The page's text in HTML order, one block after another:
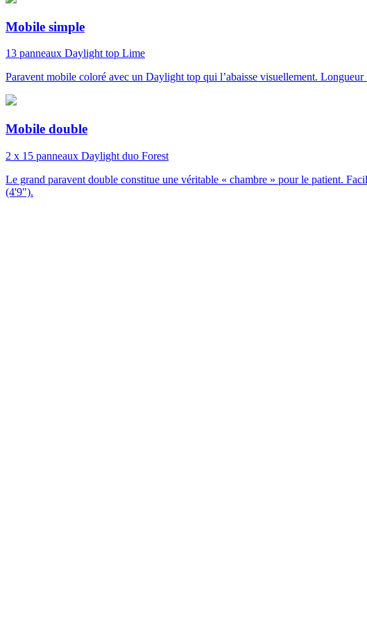
Mobile simple
13 panneaux Daylight top Lime
Paravent mobile coloré avec un Daylight top qui l’abaisse visuellement.
Mobile double
2 x 15 panneaux Daylight duo Forest
Le grand paravent double constitue une véritable « chambre » pour le patient.
(4'9").